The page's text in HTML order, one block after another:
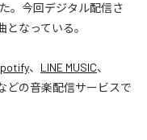
。今回デジタル配信さ
となっている。
、 LINE MUSIC、
どの音楽配信サービスで